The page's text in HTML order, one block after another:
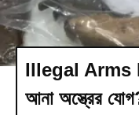
Illegal Arms
আনা অস্ত্রের